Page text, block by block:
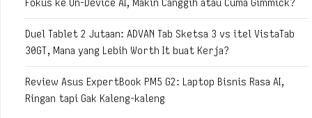
Fokus ke On-Device AI, Makin Canggih atau Cuma Gimmick?
Duel Tablet 2 Jutaan: ADVAN Tab Sketsa 3 vs itel VistaTab
30GT, Mana yang Lebih Worth It buat Kerja?
Review Asus ExpertBook PM5 G2: Laptop Bisnis Rasa AI,
Ringan tapi Gak Kaleng-kaleng